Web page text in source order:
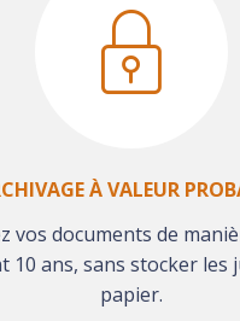
À VALEUR
vos documents de
10 ans, sans stocker les
papier.